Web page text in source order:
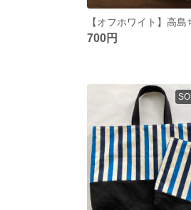
700円